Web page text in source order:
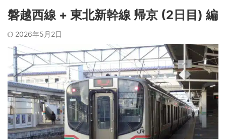
磐越西線 + 東北新幹線 帰京 (2日目) 編
2026年5月2日